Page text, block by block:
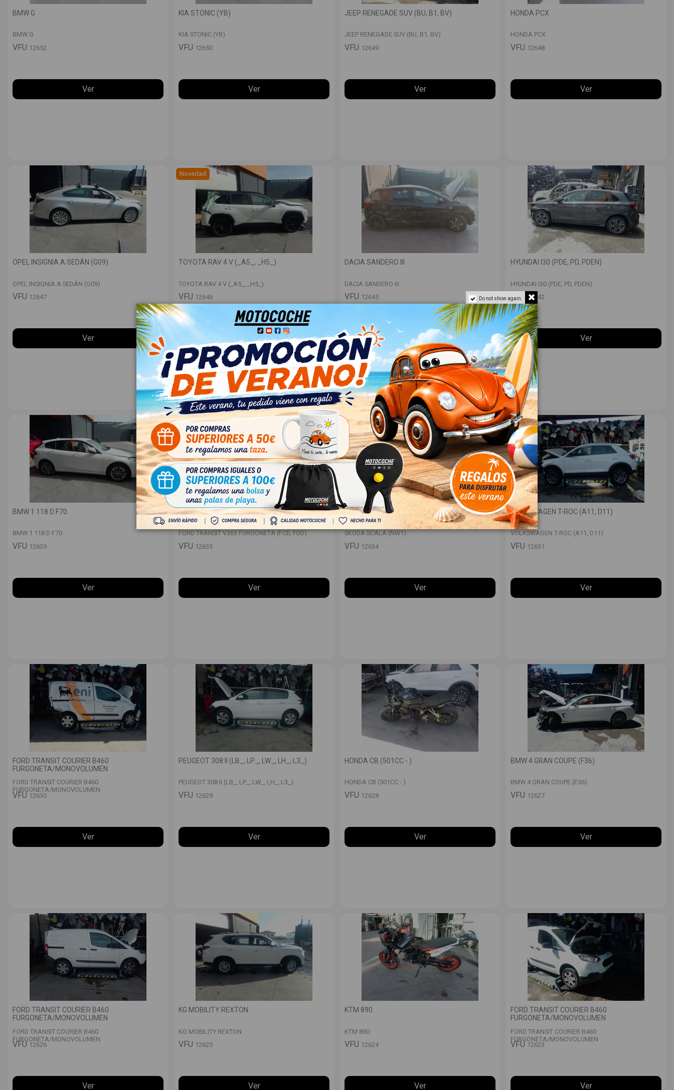
BMW G
BMW G
VFU 12652
Ver
KIA STONIC (YB)
KIA STONIC (YB)
VFU 12650
Ver
JEEP RENEGADE SUV (BU, B1, BV)
JEEP RENEGADE SUV (BU, B1, BV)
VFU 12649
Ver
HONDA PCX
HONDA PCX
VFU 12648
Ver
OPEL INSIGNIA A SEDÁN (G09)
OPEL INSIGNIA A SEDÁN (G09)
VFU 12647
Ver
Novedad
TOYOTA RAV 4 V (_A5_, _H5_)
TOYOTA RAV 4 V (_A5_, _H5_)
VFU 12646
Ver
DACIA SANDERO III
DACIA SANDERO III
VFU 12645
Ver
HYUNDAI I30 (PDE, PD, PDEN)
HYUNDAI I30 (PDE, PD, PDEN)
VFU 12642
Ver
BMW 1 118 D F70
BMW 1 118 D F70
VFU 12639
Ver
FORD TRANSIT V363 FURGONETA (FCD, FDD)
FORD TRANSIT V363 FURGONETA (FCD, FDD)
VFU 12635
Ver
SKODA SCALA (NW1)
SKODA SCALA (NW1)
VFU 12634
Ver
VOLKSWAGEN T-ROC (A11, D11)
VOLKSWAGEN T-ROC (A11, D11)
VFU 12631
Ver
FORD TRANSIT COURIER B460
FURGONETA/MONOVOLUMEN
FORD TRANSIT COURIER B460
FURGONETA/MONOVOLUMEN
VFU 12630
Ver
PEUGEOT 308 II (LB_, LP_, LW_, LH_, L3_)
PEUGEOT 308 II (LB_, LP_, LW_, LH_, L3_)
VFU 12629
Ver
HONDA CB (501CC - )
HONDA CB (501CC - )
VFU 12628
Ver
BMW 4 GRAN COUPE (F36)
BMW 4 GRAN COUPE (F36)
VFU 12627
Ver
FORD TRANSIT COURIER B460
FURGONETA/MONOVOLUMEN
FORD TRANSIT COURIER B460
FURGONETA/MONOVOLUMEN
VFU 12626
Ver
KG MOBILITY REXTON
KG MOBILITY REXTON
VFU 12625
Ver
KTM 890
KTM 890
VFU 12624
Ver
FORD TRANSIT COURIER B460
FURGONETA/MONOVOLUMEN
FORD TRANSIT COURIER B460
FURGONETA/MONOVOLUMEN
VFU 12623
Ver
Do not show again.